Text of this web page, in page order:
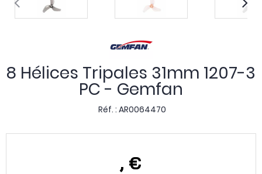
8 Hélices Tripales 31mm 1207-3
PC - Gemfan
Réf. : AR0064470
, €